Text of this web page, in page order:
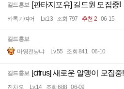
길드홍보 [판타지포유] 길드원 모집중!
카록기여어 Lv.13 조회 797 추천 2 06-15
길드홍보
마영전냥냐
Lv.55 조회 841 06-10
길드홍보 [citrus] 새로운 알맹이 모집중!
진차오 Lv.14 조회 688 06-09